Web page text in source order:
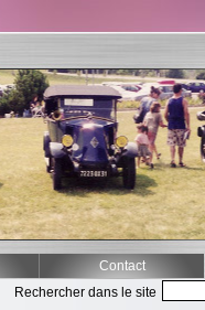
Contact
Rechercher dans le site